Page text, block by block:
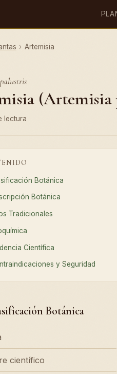
› Artemisia
(Artemisia
lectura
Botánica
Botánica
Tradicionales
Científica
y Seguridad
Botánica
científico